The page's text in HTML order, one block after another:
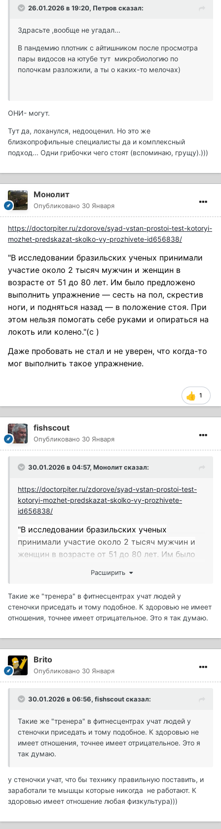
26.01.2026 в 19:20, Петров сказал:
Здрасьте ,вообще не угадал...
В пандемию плотник с айтишником после просмотра
пары видосов на ютубе тут микробиологию по
полочкам разложили, а ты о каких-то мелочах)
ОНИ- могут.
Тут да, лоханулся, недооценил. Но это же
близкопрофильные специалисты да и комплексный
подход... Одни грибочки чего стоят (вспоминаю, грущу).)))
Монолит
Опубликовано 30 Января
https://doctorpiter.ru/zdorove/syad-vstan-prostoi-test-kotoryi-
mozhet-predskazat-skolko-vy-prozhivete-id656838/
"В исследовании бразильских ученых принимали
участие около 2 тысяч мужчин и женщин в
возрасте от 51 до 80 лет. Им было предложено
выполнить упражнение — сесть на пол, скрестив
ноги, и подняться назад — в положение стоя. При
этом нельзя помогать себе руками и опираться на
локоть или колено."(c )
Даже пробовать не стал и не уверен, что когда-то
мог выполнить такое упражнение.
1
fishscout
Опубликовано 30 Января
30.01.2026 в 04:57, Монолитсказал:
https://doctorpiter.ru/zdorove/syad-vstan-prostoi-test-
kotoryi-mozhet-predskazat-skolko-vy-prozhivete-
id656838/
"В исследовании бразильских ученых
принимали участие около 2 тысяч мужчин и
женщин в возрасте от 51 до 80 лет. Им было
на пол, скрестив ноги, и подняться назад — в
положение стоя. При этом нельзя помогать
себе руками и опираться на локоть или
колено."(c )
когда-то мог выполнить такое упражнение.
Расширить
Такие же "тренера" в фитнесцентрах учат людей у
стеночки приседать и тому подобное. К здоровью не имеет
отношения, точнее имеет отрицательное. Это я так думаю.
Brito
Опубликовано 30 Января
30.01.2026 в 06:56, fishscoutсказал:
Такие же "тренера" в фитнесцентрах учат людей у
стеночки приседать и тому подобное. К здоровью не
имеет отношения, точнее имеет отрицательное. Это я
так думаю.
у стеночки учат, что бы технику правильную поставить, и
заработали те мышцы которые никогда не работают. К
здоровью имеет отношение любая физкультура)))